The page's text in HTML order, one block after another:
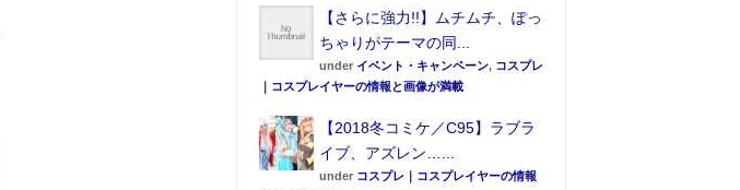
【さらに強力!!】ムチムチ、ぽっ
ちゃりがテーマの同...
under イベント・キャンペーン, コスプレ
｜コスプレイヤーの情報と画像が満載
【2018冬コミケ／C95】ラブラ
イブ、アズレン…...
under コスプレ｜コスプレイヤーの情報